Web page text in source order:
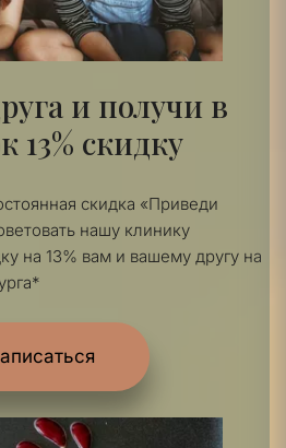
и получи в
13% скидку
скидка «Приведи
нашу клинику
на 13% вам и вашему другу на